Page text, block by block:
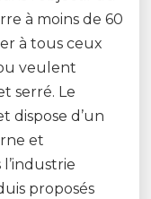
à moins de 60
à tous ceux
veulent
serré. Le
dispose d’un
et
proposés